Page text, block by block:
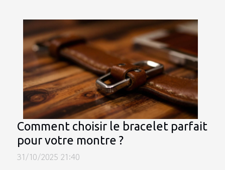
Comment choisir le bracelet parfait
pour votre montre ?
31/10/2025 21:40